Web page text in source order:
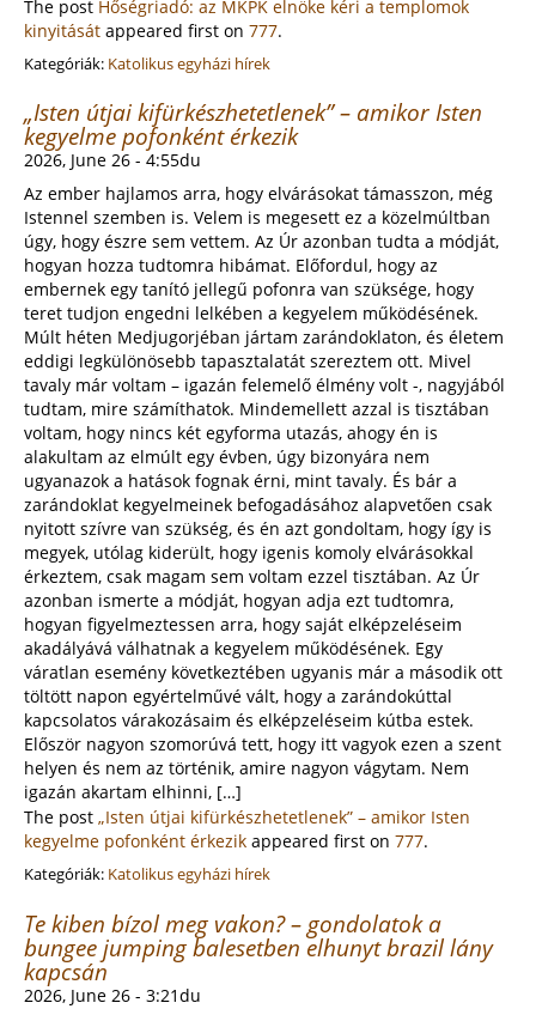
The post Hőségriadó: az MKPK elnöke kéri a templomok
kinyitását appeared first on 777.
Kategóriák: Katolikus egyházi hírek
„Isten útjai kifürkészhetetlenek” – amikor Isten
kegyelme pofonként érkezik
2026, June 26 - 4:55du
Az ember hajlamos arra, hogy elvárásokat támasszon, még
Istennel szemben is. Velem is megesett ez a közelmúltban
úgy, hogy észre sem vettem. Az Úr azonban tudta a módját,
hogyan hozza tudtomra hibámat. Előfordul, hogy az
embernek egy tanító jellegű pofonra van szüksége, hogy
teret tudjon engedni lelkében a kegyelem működésének.
Múlt héten Medjugorjéban jártam zarándoklaton, és életem
eddigi legkülönösebb tapasztalatát szereztem ott. Mivel
tavaly már voltam – igazán felemelő élmény volt -, nagyjából
tudtam, mire számíthatok. Mindemellett azzal is tisztában
voltam, hogy nincs két egyforma utazás, ahogy én is
alakultam az elmúlt egy évben, úgy bizonyára nem
ugyanazok a hatások fognak érni, mint tavaly. És bár a
zarándoklat kegyelmeinek befogadásához alapvetően csak
nyitott szívre van szükség, és én azt gondoltam, hogy így is
megyek, utólag kiderült, hogy igenis komoly elvárásokkal
érkeztem, csak magam sem voltam ezzel tisztában. Az Úr
azonban ismerte a módját, hogyan adja ezt tudtomra,
hogyan figyelmeztessen arra, hogy saját elképzeléseim
akadályává válhatnak a kegyelem működésének. Egy
váratlan esemény következtében ugyanis már a második ott
töltött napon egyértelművé vált, hogy a zarándokúttal
kapcsolatos várakozásaim és elképzeléseim kútba estek.
Először nagyon szomorúvá tett, hogy itt vagyok ezen a szent
helyen és nem az történik, amire nagyon vágytam. Nem
igazán akartam elhinni, […]
The post „Isten útjai kifürkészhetetlenek” – amikor Isten
kegyelme pofonként érkezik appeared first on 777.
Kategóriák: Katolikus egyházi hírek
Te kiben bízol meg vakon? – gondolatok a
bungee jumping balesetben elhunyt brazil lány
kapcsán
2026, June 26 - 3:21du